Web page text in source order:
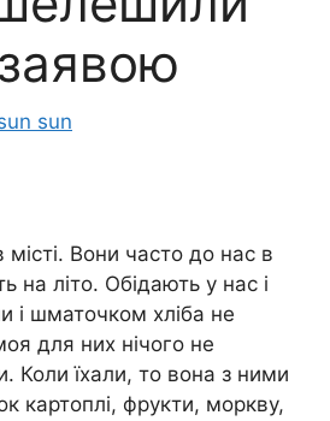
sun
Вони часто до нас в
на літо. Обідають у нас і
і шматочком хліба не
для них нічого не
Коли їхали, то вона з ними
картоплі, фрукти, моркву,